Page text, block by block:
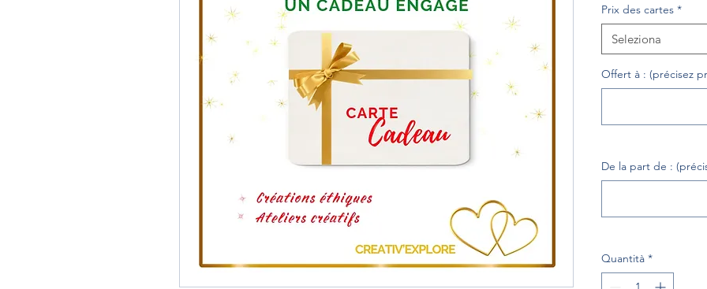
Prix des cartes *
Seleziona
Offert à : (précisez
De la part de :
Quantità *